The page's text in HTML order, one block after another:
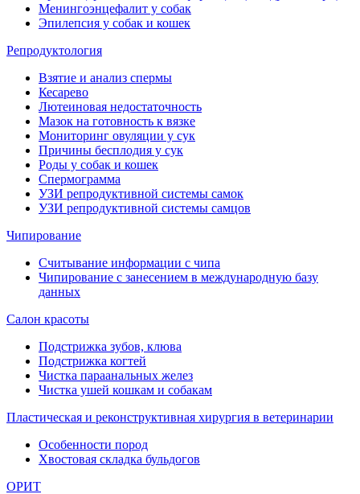
Менингоэнцефалит у собак
Эпилепсия у собак и кошек
Репродуктология
Взятие и анализ спермы
Кесарево
Лютеиновая недостаточность
Мазок на готовность к вязке
Мониторинг овуляции у сук
Причины бесплодия у сук
Роды у собак и кошек
Спермограмма
УЗИ репродуктивной системы самок
УЗИ репродуктивной системы самцов
Чипирование
Считывание информации с чипа
Чипирование с занесением в международную базу
данных
Салон красоты
Подстрижка зубов, клюва
Подстрижка когтей
Чистка параанальных желез
Чистка ушей кошкам и собакам
Пластическая и реконструктивная хирургия в ветеринарии
Особенности пород
Хвостовая складка бульдогов
ОРИТ